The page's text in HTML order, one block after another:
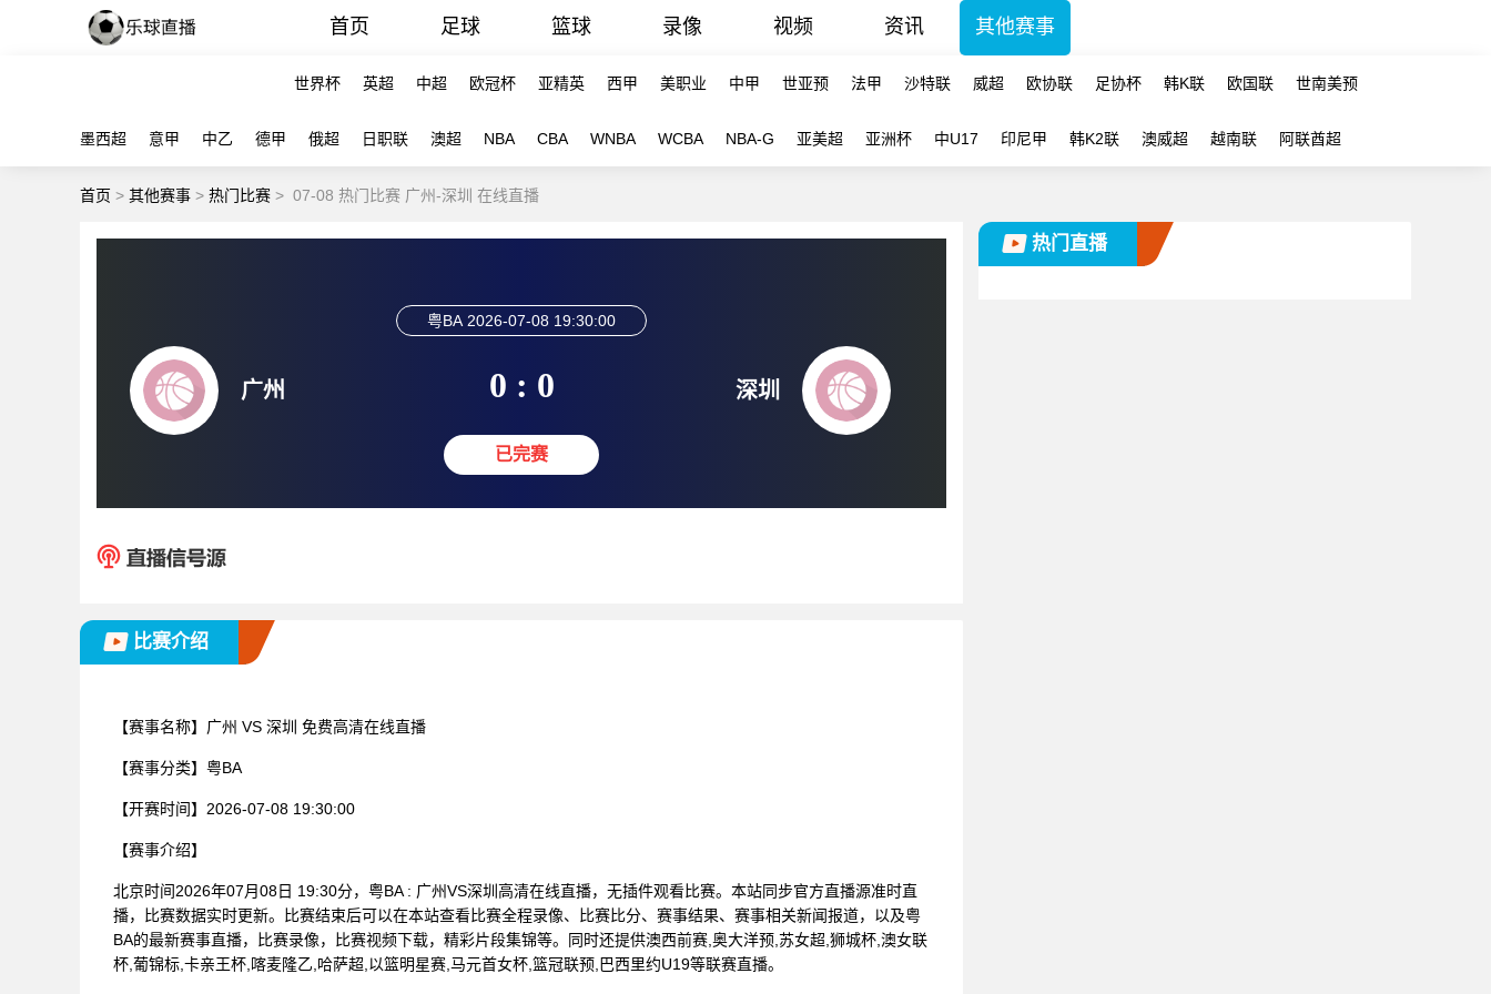
首页 足球 篮球 录像 视频 资讯 其他赛事
世界杯 英超 中超 欧冠杯 亚精英 西甲 美职业 中甲 世亚预 法甲 沙特联 威超 欧协联 足协杯 韩K联 欧国联 世南美预
墨西超 意甲 中乙 德甲 俄超 日职联 澳超 NBA CBA WNBA WCBA NBA-G 亚美超 亚洲杯 中U17 印尼甲 韩K2联 澳威超 越南联 阿联酋超
首页 > 其他赛事 > 热门比赛 > 07-08 热门比赛 广州-深圳 在线直播
广州
粤BA 2026-07-08 19:30:00
0 : 0
已完赛
深圳
比赛介绍
【赛事名称】 广州 VS 深圳 免费高清在线直播
【赛事分类】 粤BA
【开赛时间】 2026-07-08 19:30:00
【赛事介绍】
北京时间2026年07月08日 19:30分，粤BA : 广州VS深圳高清在线直播，无插件观看比赛。本站同步官方直播源准时直
播，比赛数据实时更新。比赛结束后可以在本站查看比赛全程录像、比赛比分、赛事结果、赛事相关新闻报道，以及粤
BA的最新赛事直播，比赛录像，比赛视频下载，精彩片段集锦等。同时还提供澳西前赛,奥大洋预,苏女超,狮城杯,澳女联
杯,葡锦标,卡亲王杯,喀麦隆乙,哈萨超,以篮明星赛,马元首女杯,篮冠联预,巴西里约U19等联赛直播。
热门直播